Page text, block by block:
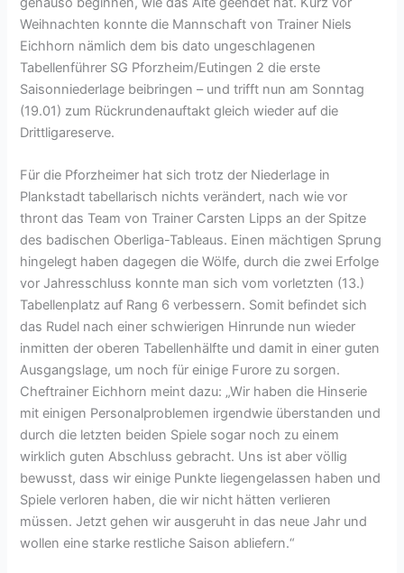
Weihnachten konnte die Mannschaft von Trainer Niels
Eichhorn nämlich dem bis dato ungeschlagenen
Tabellenführer SG Pforzheim/Eutingen 2 die erste
Saisonniederlage beibringen – und trifft nun am Sonntag
(19.01) zum Rückrundenauftakt gleich wieder auf die
Drittligareserve.
Für die Pforzheimer hat sich trotz der Niederlage in
Plankstadt tabellarisch nichts verändert, nach wie vor
thront das Team von Trainer Carsten Lipps an der Spitze
des badischen Oberliga-Tableaus. Einen mächtigen Sprung
hingelegt haben dagegen die Wölfe, durch die zwei Erfolge
vor Jahresschluss konnte man sich vom vorletzten (13.)
Tabellenplatz auf Rang 6 verbessern. Somit befindet sich
das Rudel nach einer schwierigen Hinrunde nun wieder
inmitten der oberen Tabellenhälfte und damit in einer guten
Ausgangslage, um noch für einige Furore zu sorgen.
Cheftrainer Eichhorn meint dazu: „Wir haben die Hinserie
mit einigen Personalproblemen irgendwie überstanden und
durch die letzten beiden Spiele sogar noch zu einem
wirklich guten Abschluss gebracht. Uns ist aber völlig
bewusst, dass wir einige Punkte liegengelassen haben und
Spiele verloren haben, die wir nicht hätten verlieren
müssen. Jetzt gehen wir ausgeruht in das neue Jahr und
wollen eine starke restliche Saison abliefern.“